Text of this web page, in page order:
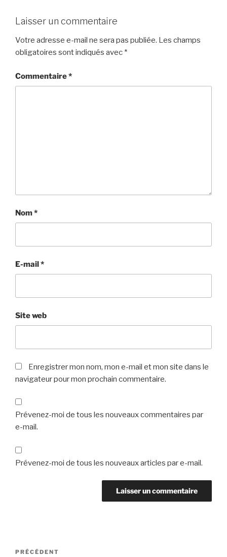
Laisser un commentaire
Votre adresse e-mail ne sera pas publiée. Les champs
obligatoires sont indiqués avec *
Commentaire*
Nom*
E-mail*
Site web
Enregistrer mon nom, mon e-mail et mon site dans le
navigateur pour mon prochain commentaire.
Prévenez-moi de tous les nouveaux commentaires par
e-mail.
Prévenez-moi de tous les nouveaux articles par e-mail.
PRÉCÉDENT